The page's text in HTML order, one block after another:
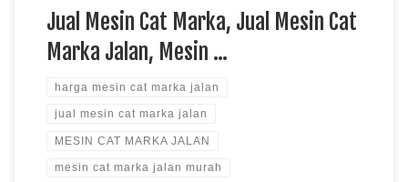
Jual Mesin Cat Marka, Jual Mesin Cat
Marka Jalan, Mesin …
harga mesin cat marka jalan
jual mesin cat marka jalan
MESIN CAT MARKA JALAN
mesin cat marka jalan murah